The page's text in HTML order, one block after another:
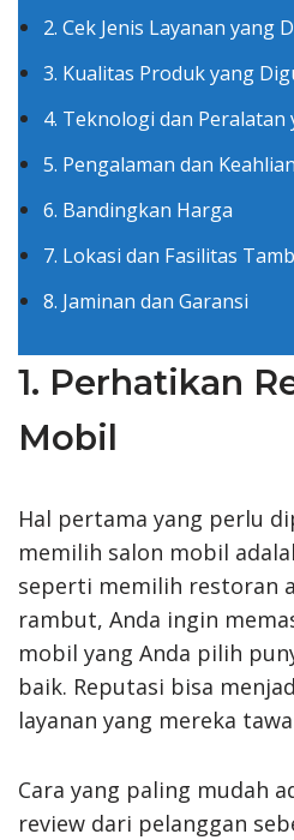
2. Cek Jenis Layanan yang
3. Kualitas Produk yang
4. Teknologi dan
5. Pengalaman dan
6. Bandingkan Harga
7. Lokasi dan Fasilitas
8. Jaminan dan Garansi
1. Perhatikan
Mobil
Hal pertama yang perlu
memilih salon mobil
seperti memilih restoran
rambut, Anda ingin
mobil yang Anda pilih
baik. Reputasi bisa
layanan yang mereka
Cara yang paling mudah
review dari pelanggan